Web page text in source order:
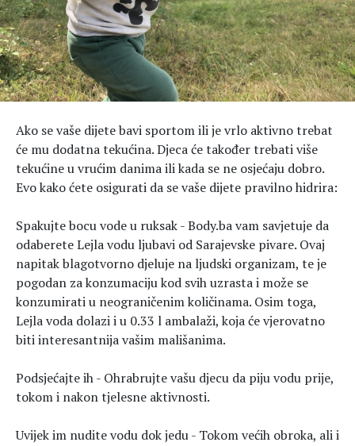
Ako se vaše dijete bavi sportom ili je vrlo aktivno trebat
će mu dodatna tekućina. Djeca će također trebati više
tekućine u vrućim danima ili kada se ne osjećaju dobro.
Evo kako ćete osigurati da se vaše dijete pravilno hidrira:
Spakujte bocu vode u ruksak - Body.ba vam savjetuje da
odaberete Lejla vodu ljubavi od Sarajevske pivare. Ovaj
napitak blagotvorno djeluje na ljudski organizam, te je
pogodan za konzumaciju kod svih uzrasta i može se
konzumirati u neograničenim količinama. Osim toga,
Lejla voda dolazi i u 0.33 l ambalaži, koja će vjerovatno
biti interesantnija vašim mališanima.
Podsjećajte ih - Ohrabrujte vašu djecu da piju vodu prije,
tokom i nakon tjelesne aktivnosti.
Uvijek im nudite vodu dok jedu - Tokom većih obroka, ali i